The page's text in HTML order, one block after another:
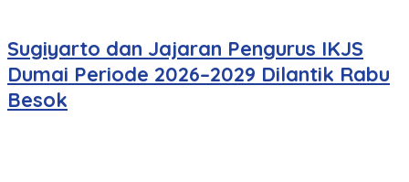
Sugiyarto dan Jajaran Pengurus IKJS
Dumai Periode 2026–2029 Dilantik Rabu
Besok